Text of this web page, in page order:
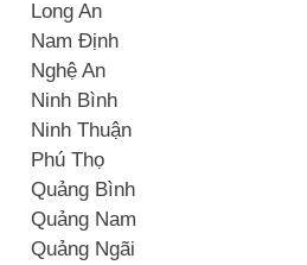
Long An
Nam Định
Nghệ An
Ninh Bình
Ninh Thuận
Phú Thọ
Quảng Bình
Quảng Nam
Quảng Ngãi